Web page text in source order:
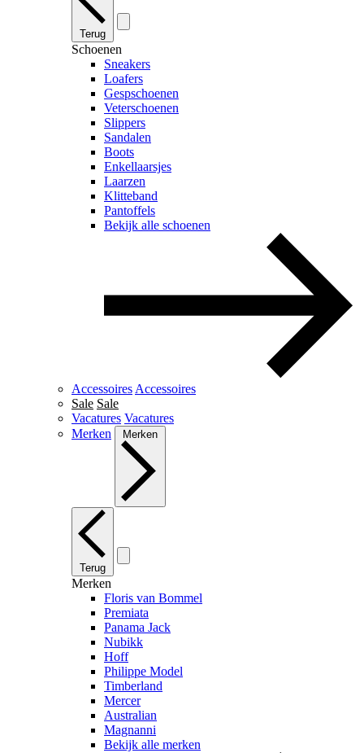
Terug
Schoenen
Sneakers
Loafers
Gespschoenen
Veterschoenen
Slippers
Sandalen
Boots
Enkellaarsjes
Laarzen
Klitteband
Pantoffels
Bekijk alle schoenen
Accessoires Accessoires
Sale Sale
Vacatures Vacatures
Merken
Merken
Terug
Merken
Floris van Bommel
Premiata
Panama Jack
Nubikk
Hoff
Philippe Model
Timberland
Mercer
Australian
Magnanni
Bekijk alle merken